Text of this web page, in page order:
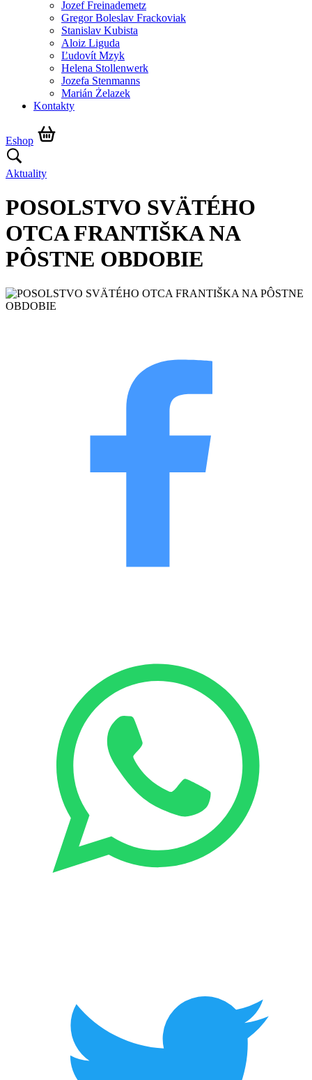
Jozef Freinademetz
Gregor Boleslav Frackoviak
Stanislav Kubista
Aloiz Liguda
Ľudovít Mzyk
Helena Stollenwerk
Jozefa Stenmanns
Marián Żelazek
Kontakty
Eshop
Aktuality
POSOLSTVO SVÄTÉHO
OTCA FRANTIŠKA NA
PÔSTNE OBDOBIE